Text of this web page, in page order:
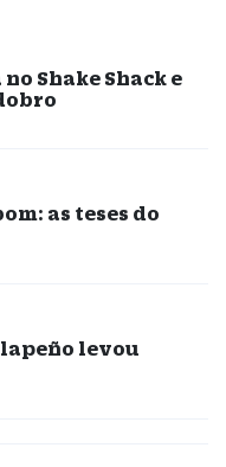
Shake Shack e
as teses do
levou